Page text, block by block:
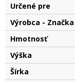
Určené pre
Výrobca - Značka
Hmotnosť
Výška
Šírka